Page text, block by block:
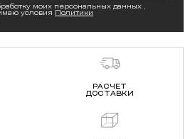
моих персональных данных ,
условия Политики
РАСЧЕТ
ДОСТАВКИ